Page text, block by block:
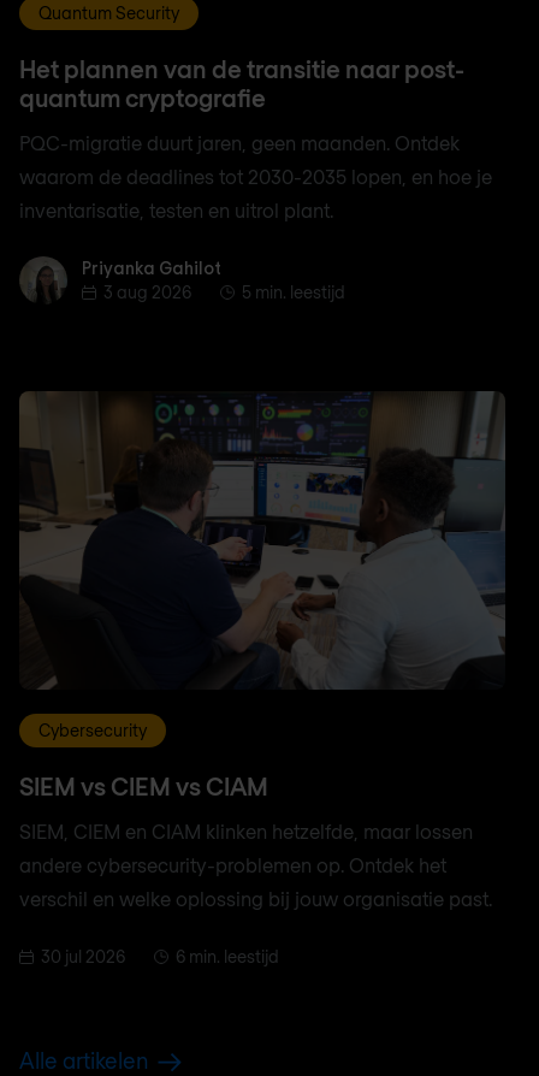
Quantum Security
Het plannen van de transitie naar post-
quantum cryptografie
PQC-migratie duurt jaren, geen maanden. Ontdek
waarom de deadlines tot 2030-2035 lopen, en hoe je
inventarisatie, testen en uitrol plant.
Priyanka Gahilot
Priyanka Gahilot
3 aug 2026
5 min. leestijd
Cybersecurity
SIEM vs CIEM vs CIAM
SIEM, CIEM en CIAM klinken hetzelfde, maar lossen
andere cybersecurity-problemen op. Ontdek het
verschil en welke oplossing bij jouw organisatie past.
30 jul 2026 6 min. leestijd
Alle artikelen